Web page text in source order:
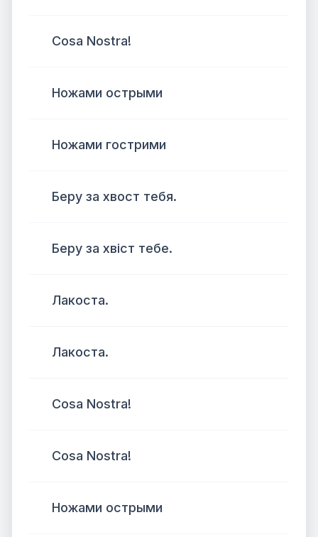
Cosa Nostra!
Ножами острыми
Ножами гострими
Беру за хвост тебя.
Беру за хвіст тебе.
Лакоста.
Лакоста.
Cosa Nostra!
Cosa Nostra!
Ножами острыми